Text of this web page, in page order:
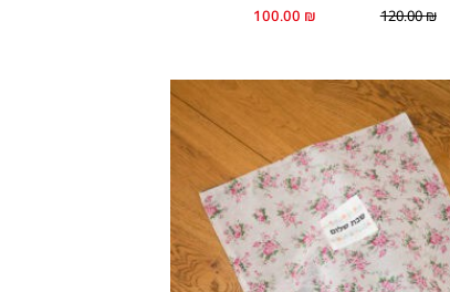
120.00₪
100.00 ₪